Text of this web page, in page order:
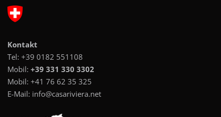
Kontakt
Tel: +39 0182 551108
Mobil: +39 331 330 3302
Mobil: +41 76 62 35 325
E-Mail: info@casariviera.net